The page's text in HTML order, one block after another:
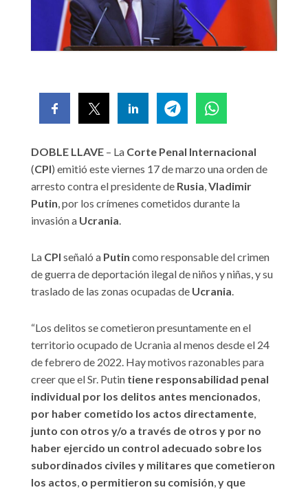
DOBLE LLAVE – La Corte Penal Internacional
(CPI) emitió este viernes 17 de marzo una orden de
arresto contra el presidente de Rusia,Vladimir
Putin, por los crímenes cometidos durante la
invasión a Ucrania.
La CPI señaló a Putin como responsable del crimen
de guerra de deportación ilegal de niños y niñas, y su
traslado de las zonas ocupadas de Ucrania.
“Los delitos se cometieron presuntamente en el
territorio ocupado de Ucrania al menos desde el 24
de febrero de 2022. Hay motivos razonables para
creer que el Sr. Putin tiene responsabilidad penal
individual por los delitos antes mencionados,
por haber cometido los actos directamente,
junto con otros y/o a través de otros y por no
haber ejercido un control adecuado sobre los
subordinados civiles y militares que cometieron
los actos, o permitieron su comisión,y que